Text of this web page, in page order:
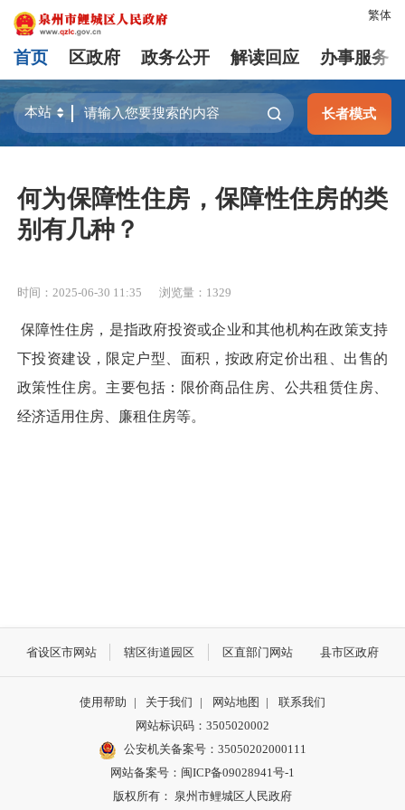
繁体
首页 区政府 政务公开 解读回应 办事服务
长者模式
何为保障性住房，保障性住房的类
别有几种？
时间：2025-06-30 11:35 浏览量： 1329
保障性住房，是指政府投资或企业和其他机构在政策支持
下投资建设，限定户型、面积，按政府定价出租、出售的
政策性住房。主要包括：限价商品住房、公共租赁住房、
经济适用住房、廉租住房等。
省设区市网站 辖区街道园区 区直部门网站 县市区政府
使用帮助 | 关于我们 | 网站地图 |
联系我们
网站标识码：3505020002
公安机关备案号：35050202000111
网站备案号：闽ICP备09028941号-1
版权所有： 泉州市鲤城区人民政府